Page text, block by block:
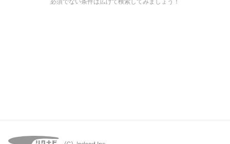
必須でない条件は広げて検索してみましょう！